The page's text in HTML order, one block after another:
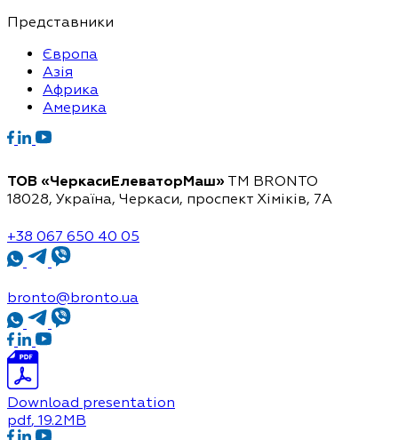
Представники
Європа
Азія
Африка
Америка
ТОВ «ЧеркасиЕлеваторМаш» ТМ BRONTO
18028, Україна, Черкаси, проспект Хіміків, 7А
+38 067 650 40 05
bronto@bronto.ua
Download presentation
pdf, 19.2MB